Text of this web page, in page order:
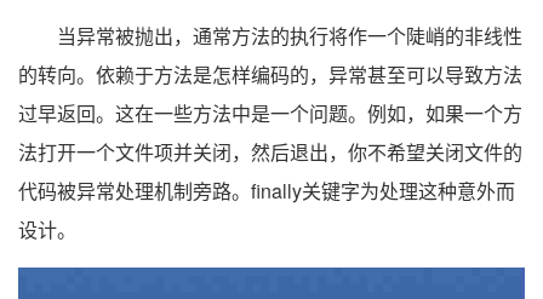
当异常被抛出，通常方法的执行将作一个陡峭的非线性
的转向。依赖于方法是怎样编码的，异常甚至可以导致方法
过早返回。这在一些方法中是一个问题。例如，如果一个方
法打开一个文件项并关闭，然后退出，你不希望关闭文件的
代码被异常处理机制旁路。finally关键字为处理这种意外而
设计。